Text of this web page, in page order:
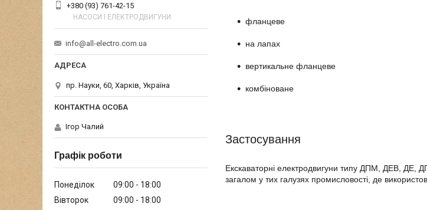
фланцеве
на лапах
вертикальне фланцеве
комбіноване
Застосування
Екскаваторні електродвигуни типу ДПМ, ДЕВ, ДЕ,
загалом у тих галузях промисловості, де
+380 (93) 761-42-15
НАСОСИ І ЕЛЕКТРОДВИГУНИ
info@all-electro.com.ua
пр. Науки, 60, Харків, Україна
Ігор Чалий
Графік роботи
Понеділок 09:00
18:00
Вівторок
09:00
18:00